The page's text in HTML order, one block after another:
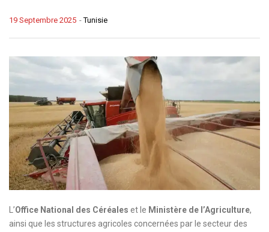
-Tunisie
19 Septembre 2025
L’Office National des Céréales et le Ministère de l’Agriculture,
ainsi que les structures agricoles concernées par le secteur des